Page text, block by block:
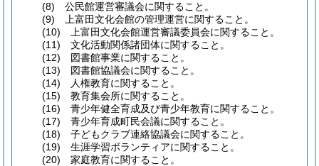
(8) 公民館運営審議会に関すること。
(9) 上富田文化会館の管理運営に関すること。
(10) 上富田文化会館運営審議委員会に関すること。
(11) 文化活動関係諸団体に関すること。
(12) 図書館事業に関すること。
(13) 図書館協議会に関すること。
(14) 人権教育に関すること。
(15) 教育集会所に関すること。
(16) 青少年健全育成及び青少年教育に関すること。
(17) 青少年育成町民会議に関すること。
(18) 子どもクラブ連絡協議会に関すること。
(19) 生涯学習ボランティアに関すること。
(20) 家庭教育に関すること。